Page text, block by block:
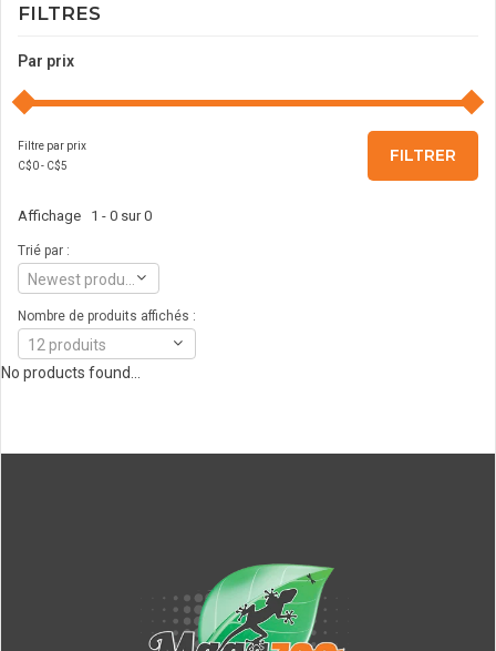
FILTRES
Par prix
Filtre par prix
C$0- C$5
FILTRER
Affichage 1 - 0 sur 0
Trié par :
Nombre de produits affichés :
12 produits
No products found...